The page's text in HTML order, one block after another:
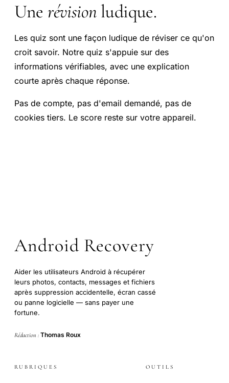
Une révisionludique.
Les quiz sont une façon ludique de réviser ce qu'on
croit savoir. Notre quiz s'appuie sur des
informations vérifiables, avec une explication
courte après chaque réponse.
Pas de compte, pas d'email demandé, pas de
cookies tiers. Le score reste sur votre appareil.
Android Recovery
Aider les utilisateurs Android à récupérer
leurs photos, contacts, messages et fichiers
après suppression accidentelle, écran cassé
ou panne logicielle — sans payer une
fortune.
Rédaction : Thomas Roux
RUBRIQUES OUTILS